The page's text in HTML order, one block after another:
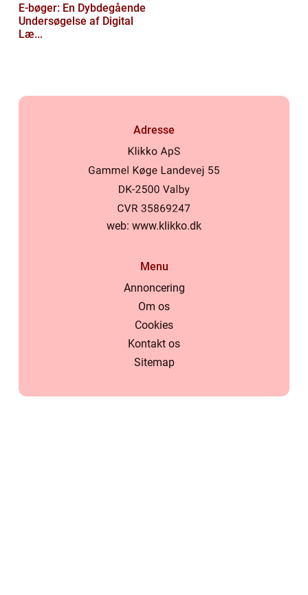
E-bøger: En Dybdegående
Undersøgelse af Digital
Læ...
Adresse
web: www.klikko.dk
Menu
Annoncering
Om os
Cookies
Kontakt os
Sitemap